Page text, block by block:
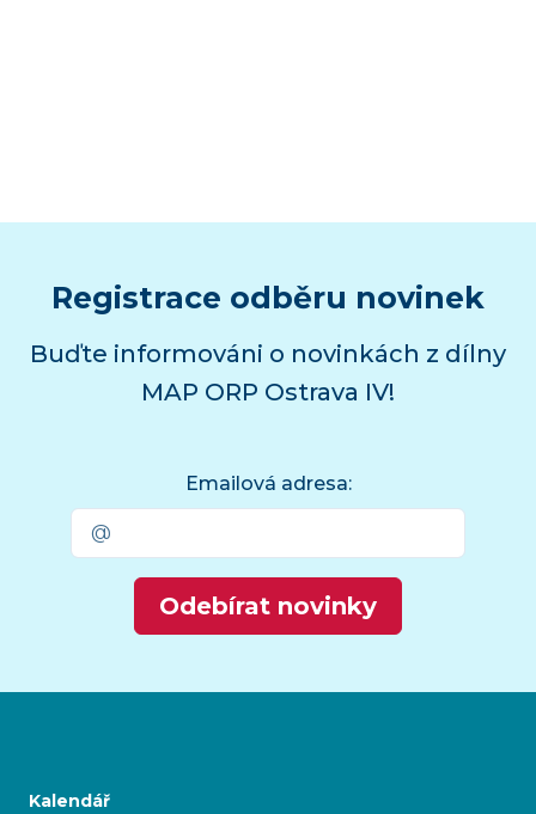
Registrace odběru novinek
Buďte informováni o novinkách z dílny
MAP ORP Ostrava IV!
Emailová adresa:
Odebírat novinky
Kalendář